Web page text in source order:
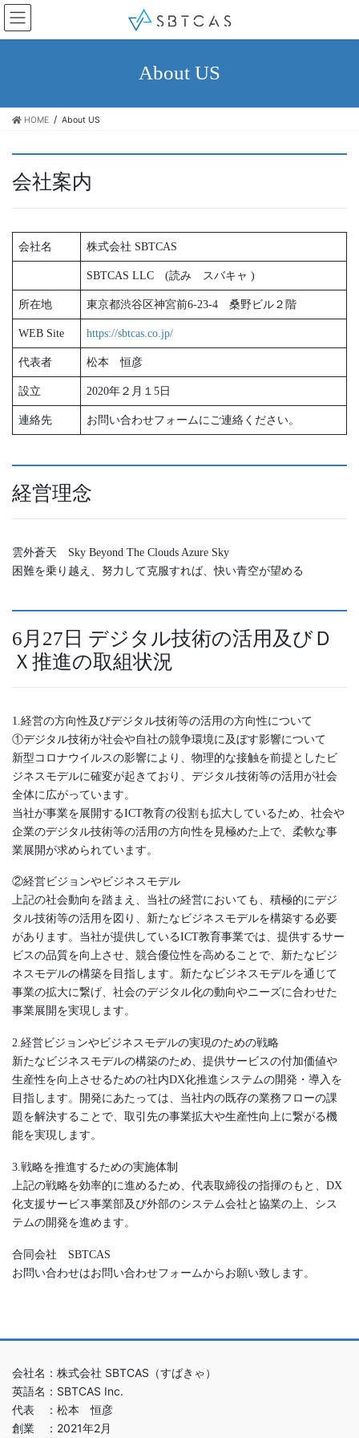
コ
ン
テ
ス
ナ
ビ
ゲ
ン
About US
HOME About US
会社案内
会社名 株式会社 SBTCAS
SBTCAS LLC (読み スバキャ )
所在地 東京都渋谷区神宮前6-23-4 桑野ビル２階
WEB Site https://sbtcas.co.jp/
代表者 松本 恒彦
設立 2020年２月１5日
連絡先 お問い合わせフォームにご連絡ください。
経営理念
雲外蒼天 Sky Beyond The Clouds Azure Sky
困難を乗り越え、努力して克服すれば、快い青空が望める
6月27日 デジタル技術の活用及びＤ
Ｘ推進の取組状況
1.経営の方向性及びデジタル技術等の活用の方向性について
①デジタル技術が社会や自社の競争環境に及ぼす影響について
新型コロナウイルスの影響により、物理的な接触を前提としたビ
ジネスモデルに確変が起きており、デジタル技術等の活用が社会
全体に広がっています。
当社が事業を展開するICT教育の役割も拡大しているため、社会や
企業のデジタル技術等の活用の方向性を見極めた上で、柔軟な事
業展開が求められています。
②経営ビジョンやビジネスモデル
上記の社会動向を踏まえ、当社の経営においても、積極的にデジ
タル技術等の活用を図り、新たなビジネスモデルを構築する必要
があります。当社が提供しているICT教育事業では、提供するサー
ビスの品質を向上させ、競合優位性を高めることで、新たなビジ
ネスモデルの構築を目指します。新たなビジネスモデルを通じて
事業の拡大に繋げ、社会のデジタル化の動向やニーズに合わせた
事業展開を実現します。
2.経営ビジョンやビジネスモデルの実現のための戦略
新たなビジネスモデルの構築のため、提供サービスの付加価値や
生産性を向上させるための社内DX化推進システムの開発・導入を
目指します。開発にあたっては、当社内の既存の業務フローの課
題を解決することで、取引先の事業拡大や生産性向上に繋がる機
能を実現します。
3.戦略を推進するための実施体制
上記の戦略を効率的に進めるため、代表取締役の指揮のもと、DX
化支援サービス事業部及び外部のシステム会社と協業の上、シス
テムの開発を進めます。
合同会社 SBTCAS
お問い合わせはお問い合わせフォームからお願い致します。
会社名：株式会社 SBTCAS（すばきゃ）
英語名：SBTCAS Inc.
代表 ：松本 恒彦
創業 ：2021年2月